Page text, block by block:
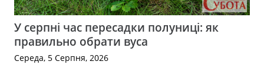
У серпні час пересадки полуниці: як
правильно обрати вуса
Середа, 5 Серпня, 2026